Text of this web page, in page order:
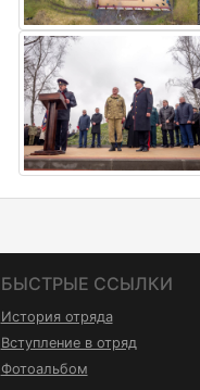
БЫСТРЫЕ ССЫЛКИ
История отряда
Вступление в отряд
Фотоальбом